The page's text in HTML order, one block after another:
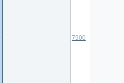
7900